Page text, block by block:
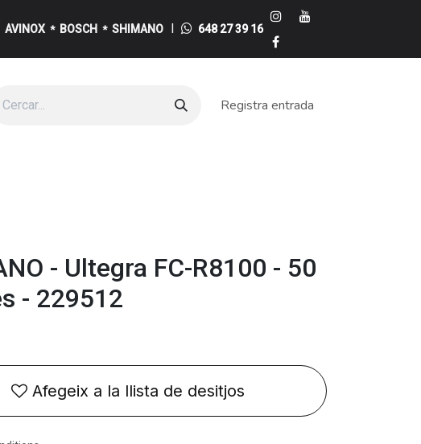
AVINOX * BOSCH * SHIMANO I 648 27 39 16
Registra entrada
- Ultegra FC-R8100 - 50
- 229512
Afegeix a la llista de desitjos